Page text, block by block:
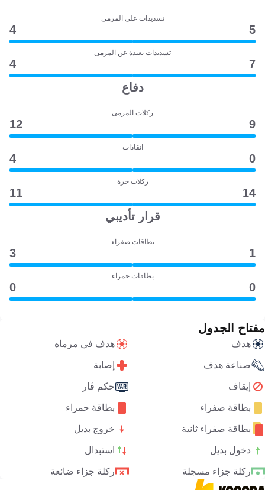
تسديدات على المرمى
5
4
تسديدات بعيدة عن المرمى
7
4
دفاع
ركلات المرمى
9
12
انقاذات
0
4
ركلات حرة
14
11
قرار تأديبي
بطاقات صفراء
1
3
بطاقات حمراء
0
0
مفتاح الجدول
هدف هدف في مرماه
صناعة هدف إصابة
إيقاف حكم ڤار
بطاقة صفراء بطاقة حمراء
بطاقة صفراء ثانية خروج بديل
دخول بديل استبدال
ركلة جزاء مسجلة ركلة جزاء ضائعة